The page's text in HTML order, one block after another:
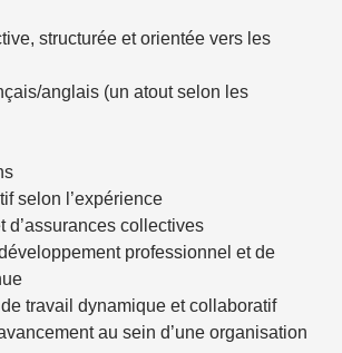
structurée et orientée vers les
anglais (un atout selon les
selon l’expérience
d’assurances collectives
professionnel et de
travail dynamique et collaboratif
au sein d’une organisation